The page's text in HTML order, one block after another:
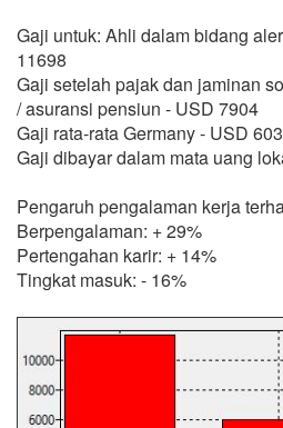
Gaji untuk: Ahli dalam bidang
11698
Gaji setelah pajak dan jaminan
/ asuransi pensiun - USD 7904
Gaji rata-rata Germany - USD
Gaji dibayar dalam mata uang
Pengaruh pengalaman kerja
Berpengalaman: + 29%
Pertengahan karir: + 14%
Tingkat masuk: - 16%